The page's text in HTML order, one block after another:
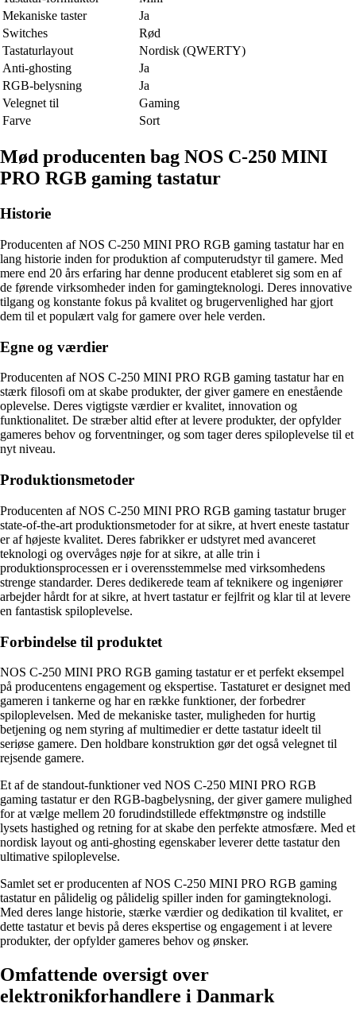
Mekaniske taster
Ja
Switches
Rød
Tastaturlayout
Nordisk (QWERTY)
Anti-ghosting
Ja
RGB-belysning
Ja
Velegnet til
Gaming
Farve
Sort
Mød producenten bag NOS C-250 MINI
PRO RGB gaming tastatur
Historie
Producenten af NOS C-250 MINI PRO RGB gaming tastatur har en
lang historie inden for produktion af computerudstyr til gamere. Med
mere end 20 års erfaring har denne producent etableret sig som en af
de førende virksomheder inden for gamingteknologi. Deres innovative
tilgang og konstante fokus på kvalitet og brugervenlighed har gjort
dem til et populært valg for gamere over hele verden.
Egne og værdier
Producenten af NOS C-250 MINI PRO RGB gaming tastatur har en
stærk filosofi om at skabe produkter, der giver gamere en enestående
oplevelse. Deres vigtigste værdier er kvalitet, innovation og
funktionalitet. De stræber altid efter at levere produkter, der opfylder
gameres behov og forventninger, og som tager deres spiloplevelse til et
nyt niveau.
Produktionsmetoder
Producenten af NOS C-250 MINI PRO RGB gaming tastatur bruger
state-of-the-art produktionsmetoder for at sikre, at hvert eneste tastatur
er af højeste kvalitet. Deres fabrikker er udstyret med avanceret
teknologi og overvåges nøje for at sikre, at alle trin i
produktionsprocessen er i overensstemmelse med virksomhedens
strenge standarder. Deres dedikerede team af teknikere og ingeniører
arbejder hårdt for at sikre, at hvert tastatur er fejlfrit og klar til at levere
en fantastisk spiloplevelse.
Forbindelse til produktet
NOS C-250 MINI PRO RGB gaming tastatur er et perfekt eksempel
på producentens engagement og ekspertise. Tastaturet er designet med
gameren i tankerne og har en række funktioner, der forbedrer
spiloplevelsen. Med de mekaniske taster, muligheden for hurtig
betjening og nem styring af multimedier er dette tastatur ideelt til
seriøse gamere. Den holdbare konstruktion gør det også velegnet til
rejsende gamere.
Et af de standout-funktioner ved NOS C-250 MINI PRO RGB
gaming tastatur er den RGB-bagbelysning, der giver gamere mulighed
for at vælge mellem 20 forudindstillede effektmønstre og indstille
lysets hastighed og retning for at skabe den perfekte atmosfære. Med et
nordisk layout og anti-ghosting egenskaber leverer dette tastatur den
ultimative spiloplevelse.
Samlet set er producenten af NOS C-250 MINI PRO RGB gaming
tastatur en pålidelig og pålidelig spiller inden for gamingteknologi.
Med deres lange historie, stærke værdier og dedikation til kvalitet, er
dette tastatur et bevis på deres ekspertise og engagement i at levere
produkter, der opfylder gameres behov og ønsker.
Omfattende oversigt over
elektronikforhandlere i Danmark